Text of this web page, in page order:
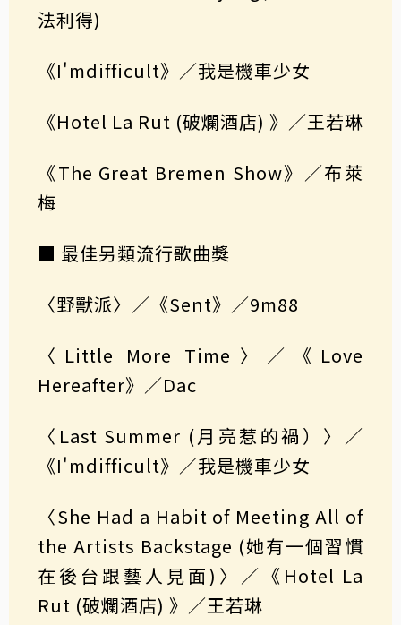
法利得)
《I'mdifficult》／我是機車少女
《Hotel La Rut (破爛酒店) 》／王若琳
《The Great Bremen Show》／布萊
梅
■ 最佳另類流行歌曲獎
〈野獸派〉／《Sent》／9m88
〈Little More Time〉／《Love
Hereafter》／Dac
〈Last Summer (月亮惹的禍）〉／
《I'mdifficult》／我是機車少女
〈She Had a Habit of Meeting All of
the Artists Backstage (她有一個習慣
在後台跟藝人見面)〉／《Hotel La
Rut (破爛酒店) 》／王若琳